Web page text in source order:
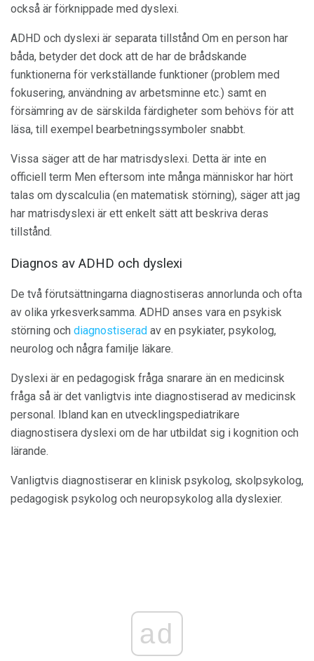
också är förknippade med dyslexi.
ADHD och dyslexi är separata tillstånd Om en person har
båda, betyder det dock att de har de brådskande
funktionerna för verkställande funktioner (problem med
fokusering, användning av arbetsminne etc.) samt en
försämring av de särskilda färdigheter som behövs för att
läsa, till exempel bearbetningssymboler snabbt.
Vissa säger att de har matrisdyslexi. Detta är inte en
officiell term Men eftersom inte många människor har hört
talas om dyscalculia (en matematisk störning), säger att jag
har matrisdyslexi är ett enkelt sätt att beskriva deras
tillstånd.
Diagnos av ADHD och dyslexi
De två förutsättningarna diagnostiseras annorlunda och ofta
av olika yrkesverksamma. ADHD anses vara en psykisk
störning och diagnostiserad av en psykiater, psykolog,
neurolog och några familje läkare.
Dyslexi är en pedagogisk fråga snarare än en medicinsk
fråga så är det vanligtvis inte diagnostiserad av medicinsk
personal. Ibland kan en utvecklingspediatrikare
diagnostisera dyslexi om de har utbildat sig i kognition och
lärande.
Vanligtvis diagnostiserar en klinisk psykolog, skolpsykolog,
pedagogisk psykolog och neuropsykolog alla dyslexier.
ad